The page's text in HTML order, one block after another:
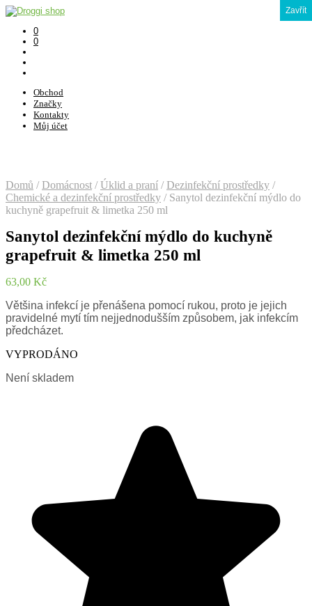
0
0
Obchod
Značky
Kontakty
Můj účet
Domů / Domácnost / Úklid a praní / Dezinfekční prostředky /
Chemické a dezinfekční prostředky /Sanytol dezinfekční mýdlo do
kuchyně grapefruit & limetka 250 ml
Sanytol dezinfekční mýdlo do kuchyně
grapefruit & limetka 250 ml
63,00 Kč
Většina infekcí je přenášena pomocí rukou, proto je jejich
pravidelné mytí tím nejjednodušším způsobem, jak infekcím
předcházet.
VYPRODÁNO
Není skladem
Zavřít